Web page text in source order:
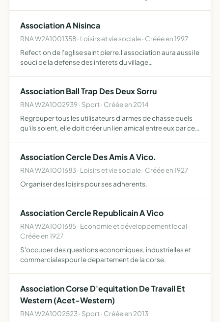
Association A Nisinca
RNA W2A1001358 · Loisirs et vie sociale · Créée en 1997
Refection de l'eglise saint pierre.l'association aura aussi le
souci de la defense des interets du village
Association Ball Trap Des Deux Sorru
RNA W2A1002939 · Sport · Créée en 2014
Regrouper tous les utilisateurs d'armes de chasse quels
qu'ils soient, elle doit créer un lien amical entre eux par ce
Association Cercle Des Amis A Vico.
RNA W2A1001683 · Loisirs et vie sociale · Créée en 1927
Organiser des loisirs pour ses adherents.
Association Cercle Republicain A Vico
RNA W2A1001685 · Economie et développement local ·
Créée en 1927
S'occuper des questions economiques, industrielles et
commercialespour le departement de la corse.
Association Corse D'equitation De Travail Et
Western (Acet-Western)
RNA W2A1002523 · Sport · Créée en 2013